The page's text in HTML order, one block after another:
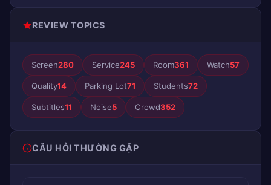
REVIEW TOPICS
Screen280 Service245 Room361 Watch57
Quality14 Parking Lot71 Students72
Subtitles11 Noise5 Crowd352
CÂU HỎI THƯỜNG GẶP